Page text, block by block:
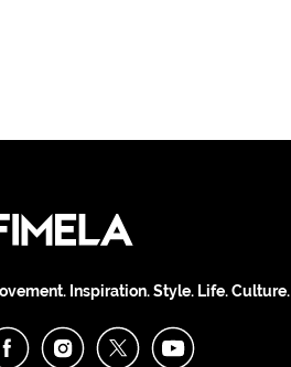
Inspiration. Style. Life. Culture.